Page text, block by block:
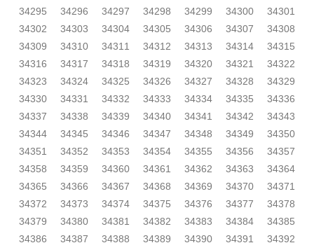
34295
34296 34297 34298 34299 34300
34301
34302
34303 34304 34305 34306 34307
34308
34309
34310 34311 34312 34313 34314
34315
34316
34317 34318 34319 34320 34321
34322
34323
34324 34325 34326 34327 34328
34329
34330
34331 34332 34333 34334 34335
34336
34337
34338 34339 34340 34341 34342
34343
34344
34345 34346 34347 34348 34349
34350
34351
34352 34353 34354 34355 34356
34357
34358
34359 34360 34361 34362 34363
34364
34365
34366 34367 34368 34369 34370
34371
34372
34373 34374 34375 34376 34377
34378
34379
34380 34381 34382 34383 34384
34385
34386
34387 34388 34389 34390 34391
34392